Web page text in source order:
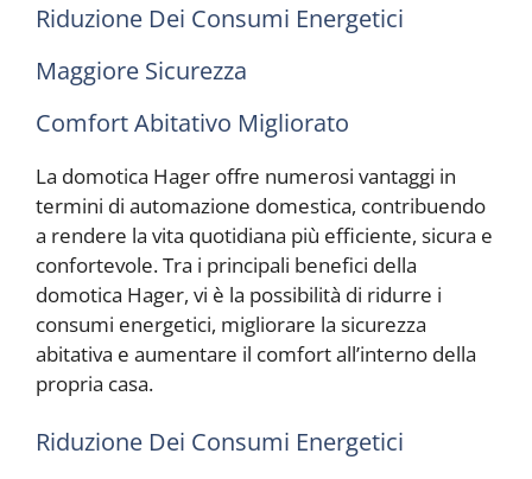
Riduzione Dei Consumi Energetici
Maggiore Sicurezza
Comfort Abitativo Migliorato
La domotica Hager offre numerosi vantaggi in
termini di automazione domestica, contribuendo
a rendere la vita quotidiana più efficiente, sicura e
confortevole. Tra i principali benefici della
domotica Hager, vi è la possibilità di ridurre i
consumi energetici, migliorare la sicurezza
abitativa e aumentare il comfort all’interno della
propria casa.
Riduzione Dei Consumi Energetici